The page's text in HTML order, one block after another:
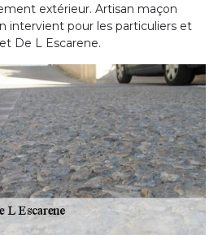
extérieur. Artisan maçon
intervient pour les particuliers et
De L Escarene.